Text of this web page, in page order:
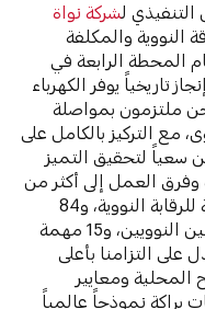
ل شركة نواة
النووية والمكلفة
المحطة الرابعة في
تاريخياً يوفر الكهرباء
ملتزمون بمواصلة
مع التركيز بالكامل على
سعياً لتحقيق التميز
العمل إلى أكثر من
496 عملية تفتيش من الهيئة الاتحادية للرقابة النووية، و84
مراجعة من المنظمة الدولية للمشغلين النوويين، و15 مهمة
على التزامنا بأعلى
المحلية ومعايير
نموذجاً عالمياً